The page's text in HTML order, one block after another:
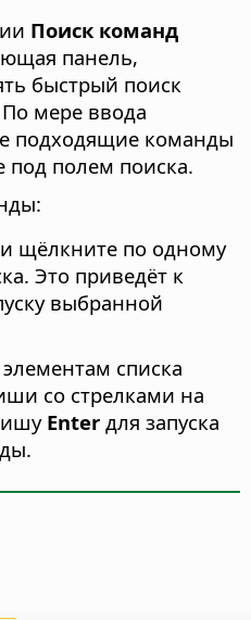
Поиск команд
панель,
быстрый поиск
мере ввода
подходящие команды
под полем поиска.
по одному
Это приведёт к
выбранной
списка
со стрелками на
Enter для запуска